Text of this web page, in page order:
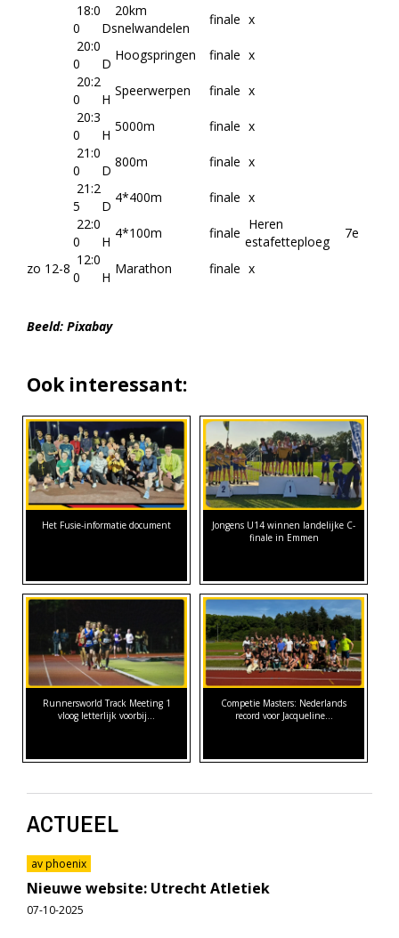
18:0
0
D
20km
snelwandelen
finale x
20:0
0
D
Hoogspringen finale x
20:2
0
H
Speerwerpen finale x
20:3
0
H
5000m finale x
21:0
0
D
800m finale x
21:2
5
D
4*400m finale x
22:0
0
H
4*100m finale
Heren
estafetteploeg
7e
zo 12-8
12:0
0
H
Marathon finale x
Beeld: Pixabay
Ook interessant:
Het Fusie-informatie document
Jongens U14 winnen landelijke C-
finale in Emmen
Runnersworld Track Meeting 1
vloog letterlijk voorbij...
Competie Masters: Nederlands
record voor Jacqueline…
ACTUEEL
av phoenix
Nieuwe website: Utrecht Atletiek
07-10-2025